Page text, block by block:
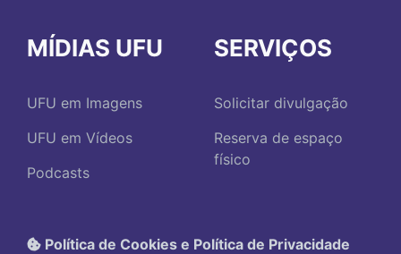
MÍDIAS UFU
UFU em Imagens
UFU em Vídeos
Podcasts
SERVIÇOS
Solicitar divulgação
Reserva de espaço
físico
Política de Cookies e Política de Privacidade